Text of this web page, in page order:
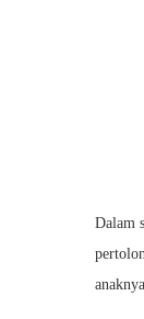
Dalam